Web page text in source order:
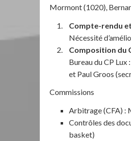
Mormont (1020),
Compte-rendu
Nécessité
Composition du
Bureau du CP
et Paul Groos
Commissions
Arbitrage (CFA) :
Contrôles des
basket)